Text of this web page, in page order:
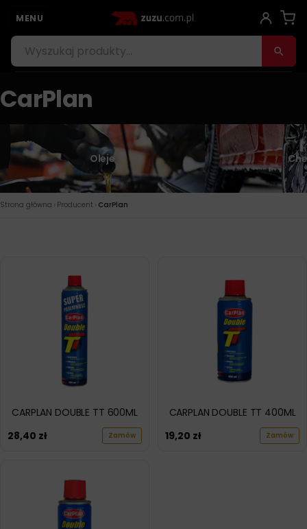
MENU
CarPlan
Oleje
Strona główna › Producent › CarPlan
CARPLAN DOUBLE TT 600ML
28,40 zł Zamów
CARPLAN DOUBLE TT 400ML
19,20 zł Zamów